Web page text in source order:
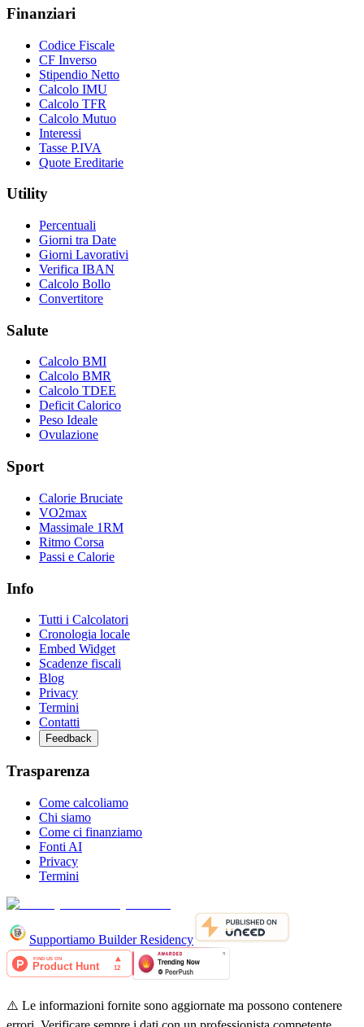
Finanziari
Codice Fiscale
CF Inverso
Stipendio Netto
Calcolo IMU
Calcolo TFR
Calcolo Mutuo
Interessi
Tasse P.IVA
Quote Ereditarie
Utility
Percentuali
Giorni tra Date
Giorni Lavorativi
Verifica IBAN
Calcolo Bollo
Convertitore
Salute
Calcolo BMI
Calcolo BMR
Calcolo TDEE
Deficit Calorico
Peso Ideale
Ovulazione
Sport
Calorie Bruciate
VO2max
Massimale 1RM
Ritmo Corsa
Passi e Calorie
Info
Tutti i Calcolatori
Cronologia locale
Embed Widget
Scadenze fiscali
Blog
Privacy
Termini
Contatti
Feedback
Trasparenza
Come calcoliamo
Chi siamo
Come ci finanziamo
Fonti AI
Privacy
Termini
Supportiamo Builder Residency
⚠️ Le informazioni fornite sono aggiornate ma possono contenere